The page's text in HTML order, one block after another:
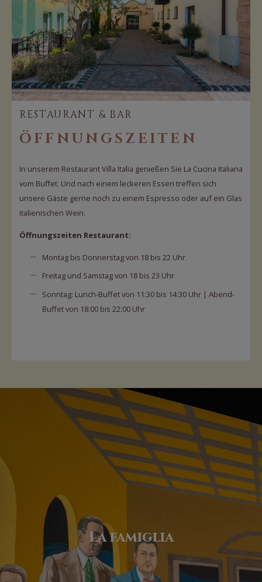
RESTAURANT & BAR
ÖFFNUNGSZEITEN
In unserem Restaurant Villa Italia genießen Sie La Cucina Italiana
vom Buffet. Und nach einem leckeren Essen treffen sich
unsere Gäste gerne noch zu einem Espresso oder auf ein Glas
italienischen Wein.
Öffnungszeiten Restaurant:
Montag bis Donnerstag von 18 bis 22 Uhr
Freitag und Samstag von 18 bis 23 Uhr
Sonntag: Lunch-Buffet von 11:30 bis 14:30 Uhr | Abend-
Buffet von 18:00 bis 22:00 Uhr
La famiglia